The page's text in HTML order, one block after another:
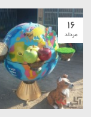
۱۶
مرداد